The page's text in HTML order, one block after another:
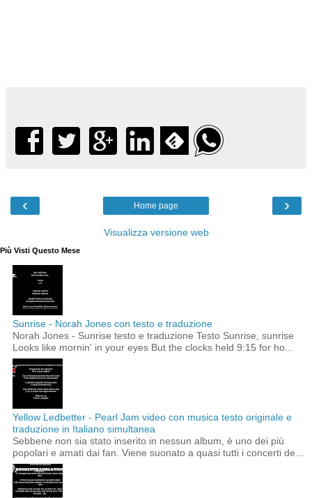
‹ ›
Home page
Visualizza versione web
Più Visti Questo Mese
Sunrise - Norah Jones con testo e traduzione
Norah Jones - Sunrise testo e traduzione Testo Sunrise, sunrise
Looks like mornin' in your eyes But the clocks held 9:15 for ho...
Yellow Ledbetter - Pearl Jam video con musica testo originale e
traduzione in Italiano simultanea
Sebbene non sia stato inserito in nessun album, è uno dei più
popolari e amati dai fan. Viene suonato a quasi tutti i concerti de...